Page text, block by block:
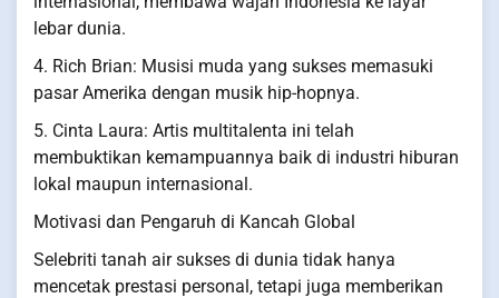
lebar dunia.
4. Rich Brian: Musisi muda yang sukses memasuki
pasar Amerika dengan musik hip-hopnya.
5. Cinta Laura: Artis multitalenta ini telah
membuktikan kemampuannya baik di industri hiburan
lokal maupun internasional.
Motivasi dan Pengaruh di Kancah Global
Selebriti tanah air sukses di dunia tidak hanya
mencetak prestasi personal, tetapi juga memberikan